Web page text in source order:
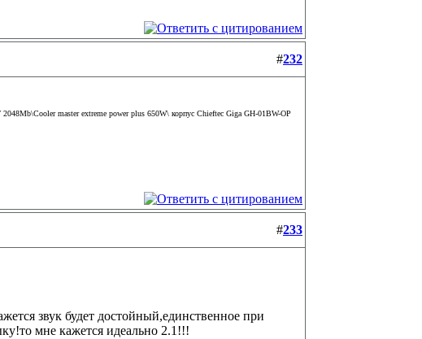
#232
master extreme power plus 650W\ корпус Chieftec Giga GH-01BW-OP
#233
звук будет достойный,единственное при
мне кажется идеально 2.1!!!